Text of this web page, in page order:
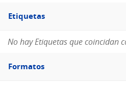
Filtro
Etiquetas
Etiquetas
No hay Etiquetas que coincidan
Filtro
Formatos
Formatos